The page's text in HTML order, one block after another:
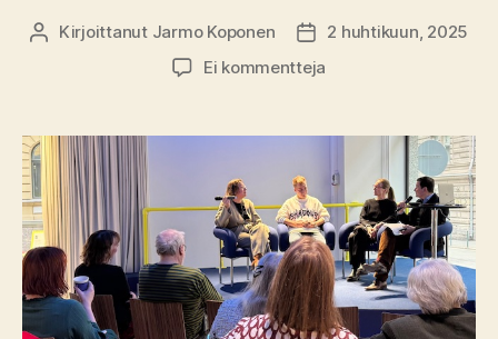
Kirjoittaja
Kirjoittanut Jarmo Koponen Julkaisupäivämäärä
2 huhtikuun, 2025
Ei kommentteja
jakautuminen
journalismia